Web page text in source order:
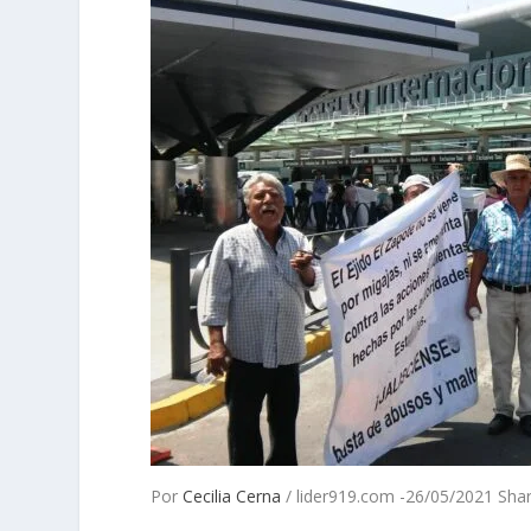
PorCecilia Cerna / lider919.com -26/05/2021